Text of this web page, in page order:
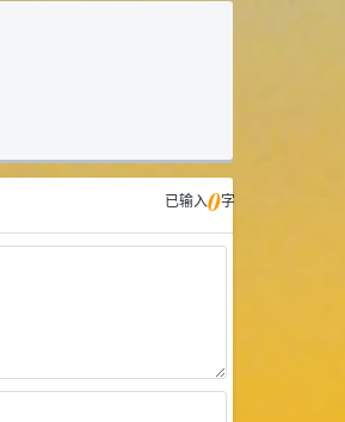
已输入0字